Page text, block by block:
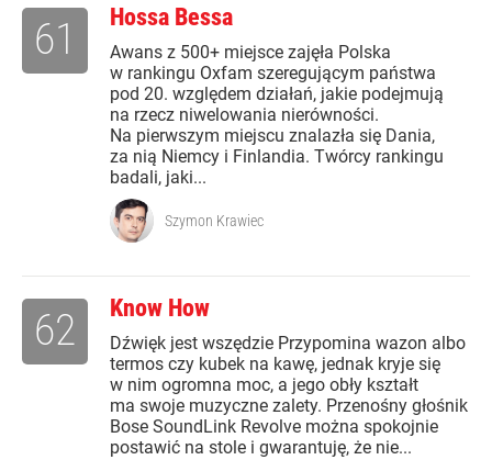
Hossa Bessa
Awans z 500+ miejsce zajęła Polska
w rankingu Oxfam szeregującym państwa
pod 20. względem działań, jakie podejmują
na rzecz niwelowania nierówności.
Na pierwszym miejscu znalazła się Dania,
za nią Niemcy i Finlandia. Twórcy rankingu
badali, jaki...
61
Szymon Krawiec
Know How
Dźwięk jest wszędzie Przypomina wazon albo
termos czy kubek na kawę, jednak kryje się
w nim ogromna moc, a jego obły kształt
ma swoje muzyczne zalety. Przenośny głośnik
Bose SoundLink Revolve można spokojnie
postawić na stole i gwarantuję, że nie...
62